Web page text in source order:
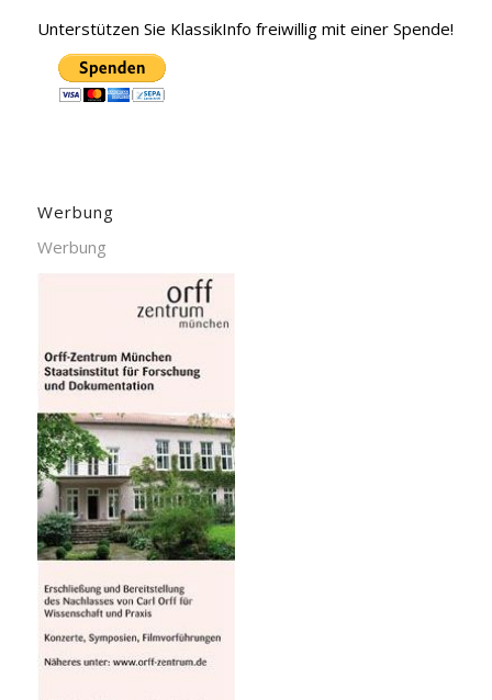
Unterstützen Sie KlassikInfo freiwillig mit einer Spende!
Werbung
Werbung